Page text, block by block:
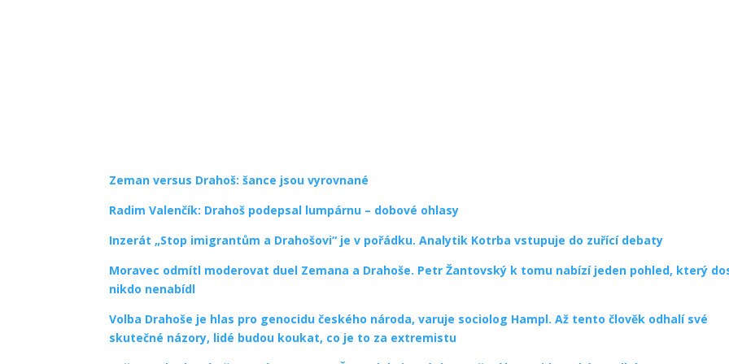
Zeman versus Drahoš: šance jsou vyrovnané
Radim Valenčík: Drahoš podepsal lumpárnu – dobové ohlasy
Inzerát „Stop imigrantům a Drahošovi“ je v pořádku. Analytik Kotrba vstupuje do zuřící debaty
Moravec odmítl moderovat duel Zemana a Drahoše. Petr Žantovský k tomu nabízí jeden pohled, který
nikdo nenabídl
Volba Drahoše je hlas pro genocidu českého národa, varuje sociolog Hampl. Až tento člověk odhalí své
skutečné názory, lidé budou koukat, co je to za extremistu